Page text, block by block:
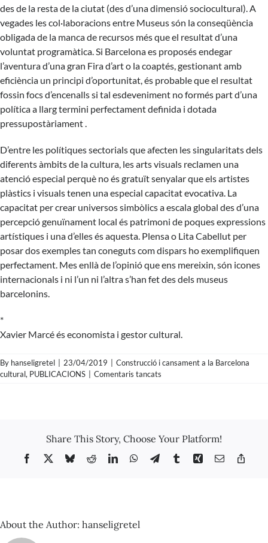
des de la resta de la ciutat (des d’una dimensió sociocultural). A
vegades les col·laboracions entre Museus són la conseqüència
obligada de la manca de recursos més que el resultat d’una
voluntat programàtica. Si Barcelona es proposés endegar
l’aventura d’una gran Fira d’art o la coaptés, gestionant amb
eficiència un principi d’oportunitat, és probable que el resultat
fossin focs d’encenalls si tal esdeveniment no formés part d’una
política a llarg termini perfectament definida i dotada
pressupostàriament .
D’entre les polítiques sectorials que afecten les singularitats dels
diferents àmbits de la cultura, les arts visuals reclamen una
atenció especial perquè no és gratuït senyalar que els artistes
plàstics i visuals tenen una especial capacitat evocativa. La
capacitat per crear universos simbòlics a escala global des d’una
percepció genuïnament local és patrimoni de poques expressions
artístiques i una d’elles és aquesta. Plensa o Lita Cabellut per
posar dos exemples tan coneguts com dispars ho exemplifiquen
perfectament. Mes enllà de l’opinió que ens mereixin, són icones
internacionals i ni l’un ni l’altra s’han fet des dels museus
barcelonins.
*
Xavier Marcé és economista i gestor cultural.
By hanseligretel 23/04/2019
Construcció i cansament a la Barcelona
cultural, PUBLICACIONS Comentaris tancats
de
Share This Story, Choose Your Platform!
Facebook BlueskyRedditLinkedInWhatsApp
TelegramTumblrXing Email
About the Author: hanseligretel